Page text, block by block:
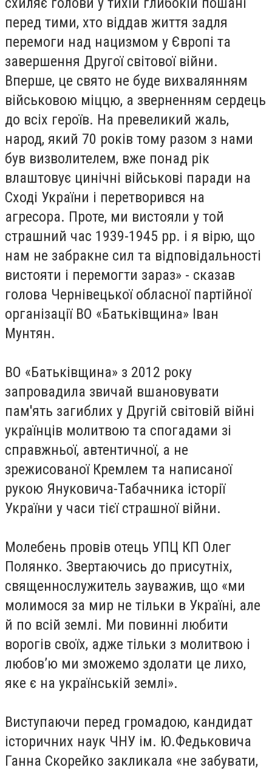
перед тими, хто віддав життя задля
перемоги над нацизмом у Європі та
завершення Другої світової війни.
Вперше, це свято не буде вихвалянням
військовою міццю, а зверненням сердець
до всіх героїв. На превеликий жаль,
народ, який 70 років тому разом з нами
був визволителем, вже понад рік
влаштовує цинічні військові паради на
Сході України і перетворився на
агресора. Проте, ми вистояли у той
страшний час 1939-1945 рр. і я вірю, що
нам не забракне сил та відповідальності
вистояти і перемогти зараз» - сказав
голова Чернівецької обласної партійної
організації ВО «Батьківщина» Іван
Мунтян.
ВО «Батьківщина» з 2012 року
запровадила звичай вшановувати
пам'ять загиблих у Другій світовій війні
українців молитвою та спогадами зі
справжньої, автентичної, а не
зрежисованої Кремлем та написаної
рукою Януковича-Табачника історії
України у часи тієї страшної війни.
Молебень провів отець УПЦ КП Олег
Полянко. Звертаючись до присутніх,
священнослужитель зауважив, що «ми
молимося за мир не тільки в Україні, але
й по всій землі. Ми повинні любити
ворогів своїх, адже тільки з молитвою і
любов’ю ми зможемо здолати це лихо,
яке є на українській землі».
Виступаючи перед громадою, кандидат
історичних наук ЧНУ ім. Ю.Федьковича
Ганна Скорейко закликала «не забувати,